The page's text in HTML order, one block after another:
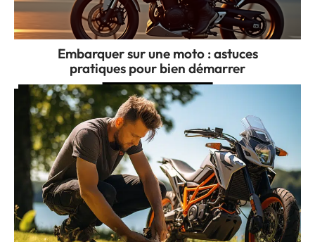
Embarquer sur une moto : astuces
pratiques pour bien démarrer